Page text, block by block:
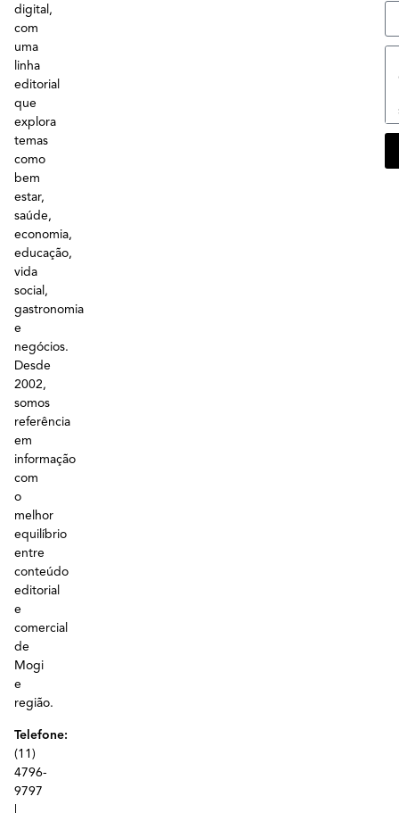
digital,
com
uma
linha
editorial
que
explora
temas
como
bem
estar,
saúde,
economia,
educação,
vida
social,
gastronomia
e
negócios.
Desde
2002,
somos
referência
em
informação
com
o
melhor
equilíbrio
entre
conteúdo
editorial
e
comercial
de
Mogi
e
região.
Telefone:
(11)
4796-
9797